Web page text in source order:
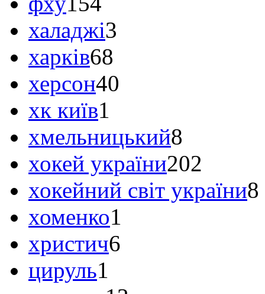
халаджі3
харків68
херсон40
хк київ1
хмельницький8
хокей україни202
хокейний світ україни8
хоменко1
христич6
цируль1